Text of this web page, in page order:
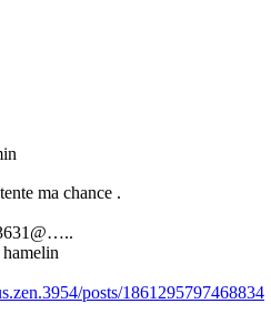
ma chance .
hamelin
posts/1861295797468834